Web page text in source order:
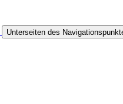
Unterseiten des